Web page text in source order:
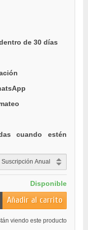
de 30 días
cuando estén
Disponible
Añadir al carrito
viendo este producto